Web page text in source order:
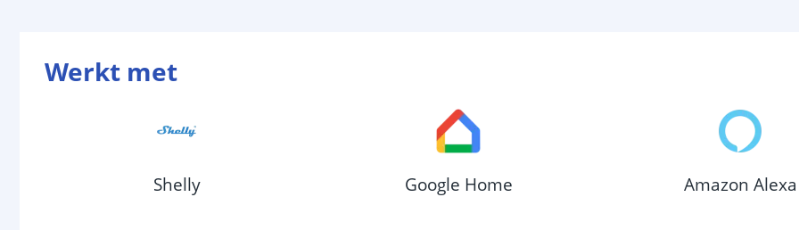
Werkt met
Shelly Google Home Amazon Alexa